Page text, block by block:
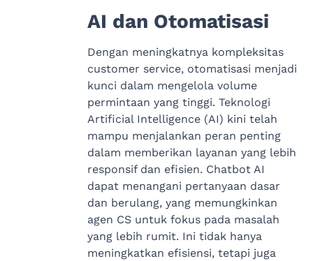
AI dan Otomatisasi
Dengan meningkatnya kompleksitas
customer service, otomatisasi menjadi
kunci dalam mengelola volume
permintaan yang tinggi. Teknologi
Artificial Intelligence (AI) kini telah
mampu menjalankan peran penting
dalam memberikan layanan yang lebih
responsif dan efisien. Chatbot AI
dapat menangani pertanyaan dasar
dan berulang, yang memungkinkan
agen CS untuk fokus pada masalah
yang lebih rumit. Ini tidak hanya
meningkatkan efisiensi, tetapi juga